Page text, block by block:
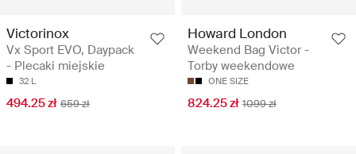
Victorinox
Vx Sport EVO, Daypack
- Plecaki miejskie
32 L
494.25 zł 659 zł
Howard London
Weekend Bag Victor -
Torby weekendowe
ONE SIZE
824.25 zł 1099 zł